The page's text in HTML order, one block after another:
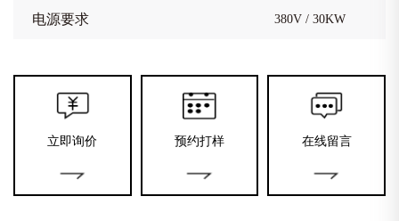
电源要求 380V / 30KW
立即询价 预约打样 在线留言